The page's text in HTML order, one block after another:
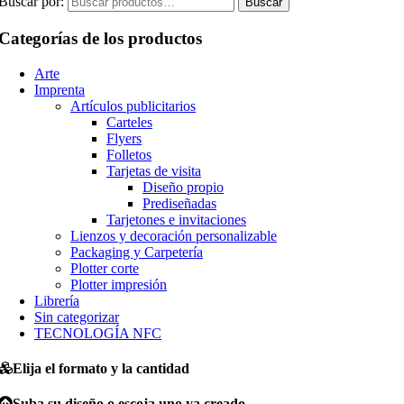
de los productos
Arte
Imprenta
Artículos publicitarios
Carteles
Flyers
Folletos
Tarjetas de visita
Diseño propio
Prediseñadas
Tarjetones e invitaciones
Lienzos y decoración personalizable
Packaging y Carpetería
Plotter corte
Plotter impresión
Librería
Sin categorizar
TECNOLOGÍA NFC
Elija el formato y la cantidad